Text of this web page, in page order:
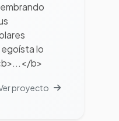
lo
b>
proyecto